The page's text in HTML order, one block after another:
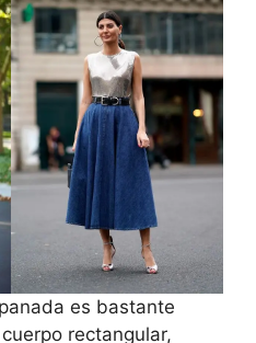
es bastante
rectangular,